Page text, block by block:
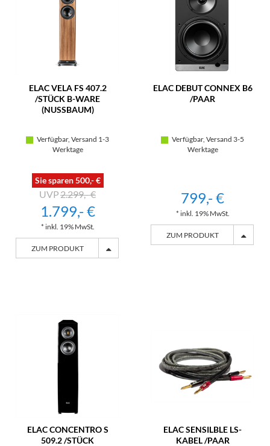
ELAC VELA FS 407.2
/STÜCK B-WARE
(NUSSBAUM)
Verfügbar, Versand 1-3
Werktage
Sie sparen 500,- €
2.299,- €
1.799,- €
* inkl. 19% MwSt.
ZUM PRODUKT
ELAC DEBUT CONNEX B6
/PAAR
Verfügbar, Versand 3-5
Werktage
799,- €
* inkl. 19% MwSt.
ZUM PRODUKT
ELAC CONCENTRO S
509.2 /STÜCK
ELAC SENSILBLE LS-
KABEL /PAAR